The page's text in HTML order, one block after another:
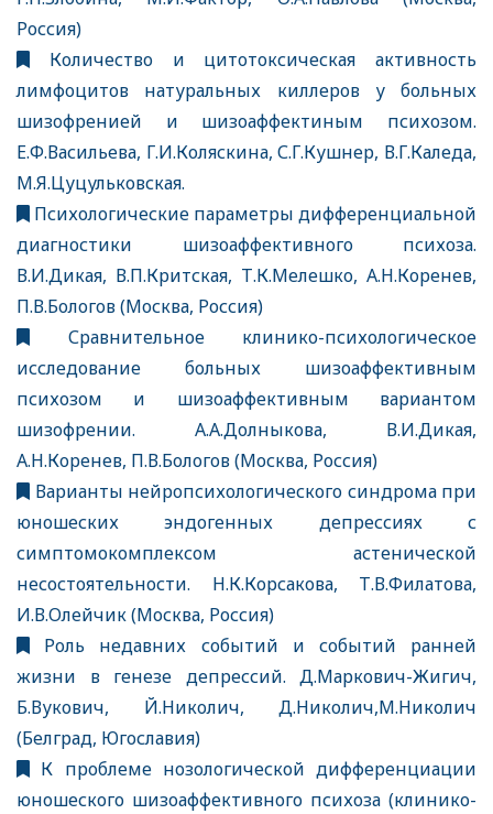
Россия)
Количество и цитотоксическая активность
лимфоцитов натуральных киллеров у больных
шизофренией и шизоаффектиным психозом.
Е.Ф.Васильева, Г.И.Коляскина, С.Г.Кушнер, В.Г.Каледа,
М.Я.Цуцульковская.
Психологические параметры дифференциальной
диагностики шизоаффективного психоза.
В.И.Дикая, В.П.Критская, Т.К.Мелешко, А.Н.Коренев,
П.В.Бологов (Москва, Россия)
Сравнительное клинико-психологическое
исследование больных шизоаффективным
психозом и шизоаффективным вариантом
шизофрении. А.А.Долныкова, В.И.Дикая,
А.Н.Коренев, П.В.Бологов (Москва, Россия)
Варианты нейропсихологического синдрома при
юношеских эндогенных депрессиях с
симптомокомплексом астенической
несостоятельности. Н.К.Корсакова, Т.В.Филатова,
И.В.Олейчик (Москва, Россия)
Роль недавних событий и событий ранней
жизни в генезе депрессий. Д.Маркович-Жигич,
Б.Вукович, Й.Николич, Д.Николич,М.Николич
(Белград, Югославия)
К проблеме нозологической дифференциации
юношеского шизоаффективного психоза (клинико-